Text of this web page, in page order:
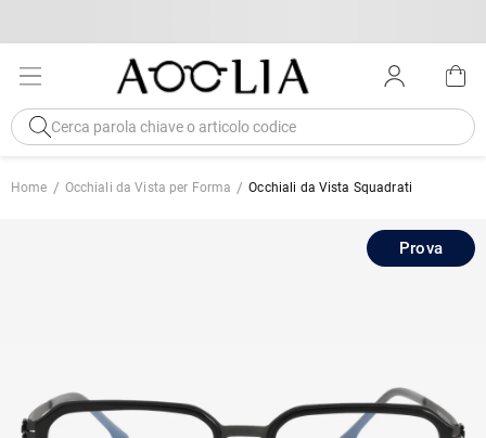
Home Occhiali da Vista per Forma Occhiali da Vista Squadrati
Prova